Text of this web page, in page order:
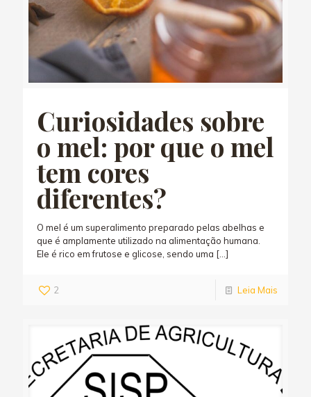
Curiosidades sobre
o mel: por que o mel
tem cores
diferentes?
O mel é um superalimento preparado pelas abelhas e
que é amplamente utilizado na alimentação humana.
Ele é rico em frutose e glicose, sendo uma […]
2 Leia Mais